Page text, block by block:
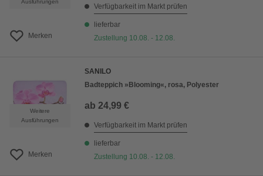
Ausführungen
Merken
Verfügbarkeit im Markt prüfen
lieferbar
Zustellung 10.08. - 12.08.
Weitere
Ausführungen
Merken
SANILO
Badteppich »Blooming«, rosa, Polyester
ab 24,99 €
Verfügbarkeit im Markt prüfen
lieferbar
Zustellung 10.08. - 12.08.